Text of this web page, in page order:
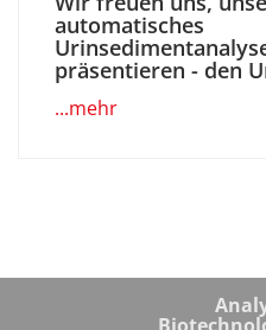
automatisches
präsentieren - den
...mehr